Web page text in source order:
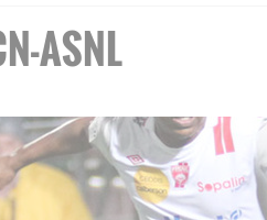
ASNL